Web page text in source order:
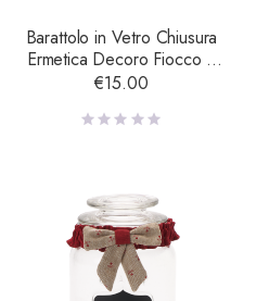
Barattolo in Vetro Chiusura
Ermetica Decoro Fiocco e
Lavagna – Grande
€15.00